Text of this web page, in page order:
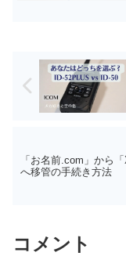
「お名前.com」から
へ移管の手続き方法
コメント